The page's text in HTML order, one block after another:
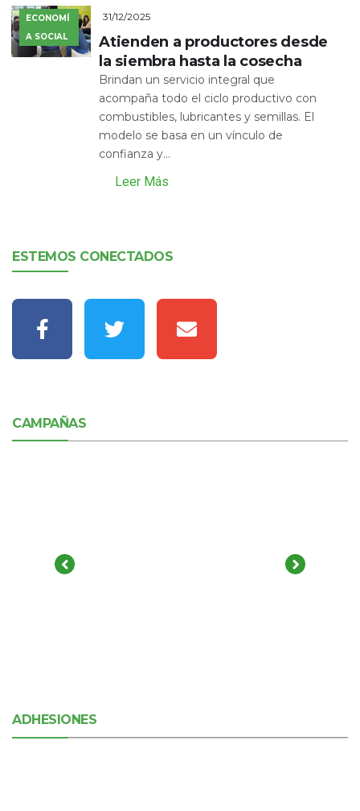
ECONOMÍ
A SOCIAL
31/12/2025
Atienden a productores desde
la siembra hasta la cosecha
Brindan un servicio integral que
acompaña todo el ciclo productivo con
combustibles, lubricantes y semillas. El
modelo se basa en un vínculo de
confianza y...
Leer Más
ESTEMOS CONECTADOS
CAMPAÑAS
ADHESIONES